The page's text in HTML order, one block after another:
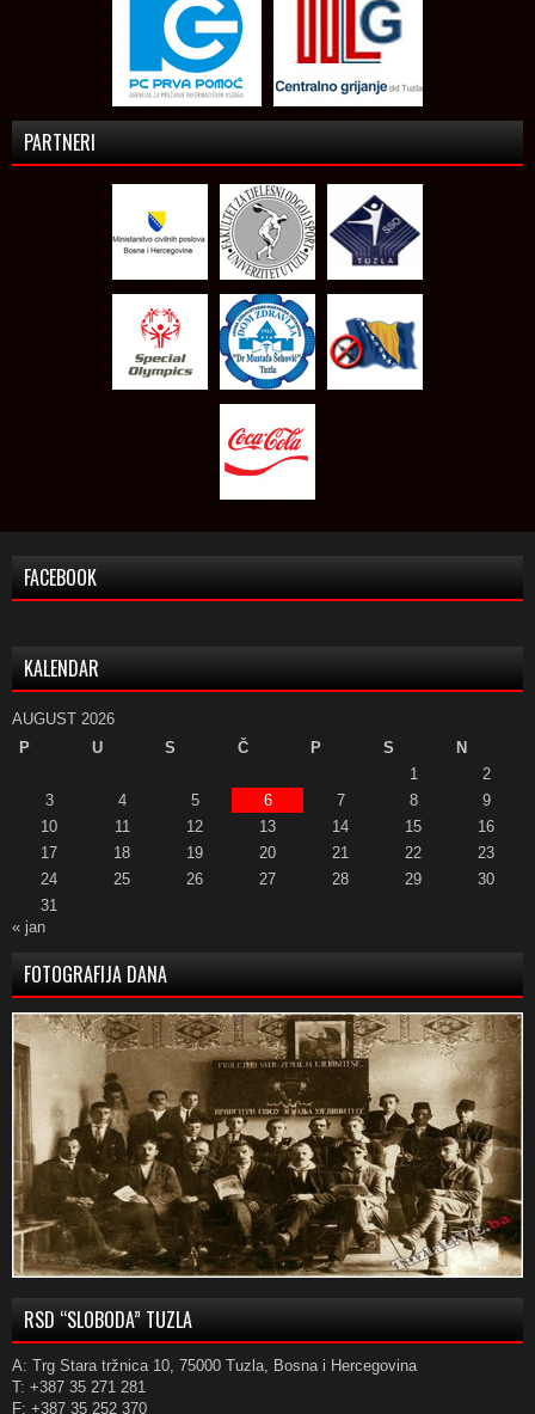
PARTNERI
FACEBOOK
KALENDAR
AUGUST 2026
P
U S Č P S
N
1
2
3
4 5 6 7 8
9
10
11 12 13 14 15
16
17
18 19 20 21 22
23
24
25 26 27 28 29
30
31
« jan
FOTOGRAFIJA DANA
RSD “SLOBODA” TUZLA
A: Trg Stara tržnica 10, 75000 Tuzla, Bosna i Hercegovina
T: +387 35 271 281
F: +387 35 252 370